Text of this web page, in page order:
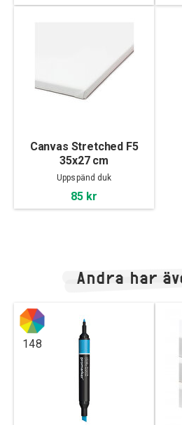
Canvas Stretched F5
35x27 cm
Uppspänd duk
85 kr
Andra har
148